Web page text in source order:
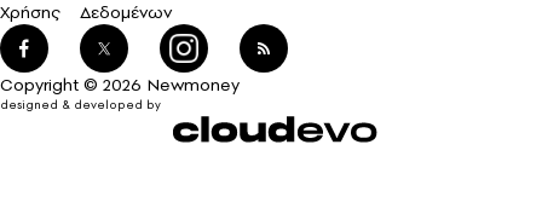
Χρήσης
Δεδομένων
Copyright © 2026 Newmoney
designed & developed by